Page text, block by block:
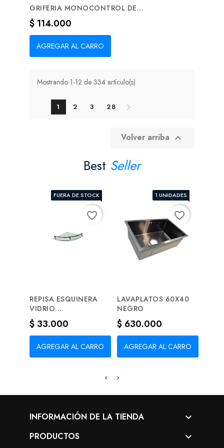
GRIFERIA MONOCONTROL DE...
Precio
$ 114.000
AGREGAR AL CARRO
Mostrando 1-12 de 334 artículo(s)
1 2 3 28
Volver arriba 
Best Seller
FUERA DE STOCK
REPISA ESQUINERA
VIDRIO...
Precio
$ 33.000
AGREGAR AL CARRO
favorite_border
1 UNIDADES
LAVAPLATOS 60X40
NEGRO
Precio
$ 630.000
AGREGAR AL CARRO
favorite_border
INFORMACIÓN DE LA TIENDA 
PRODUCTOS 